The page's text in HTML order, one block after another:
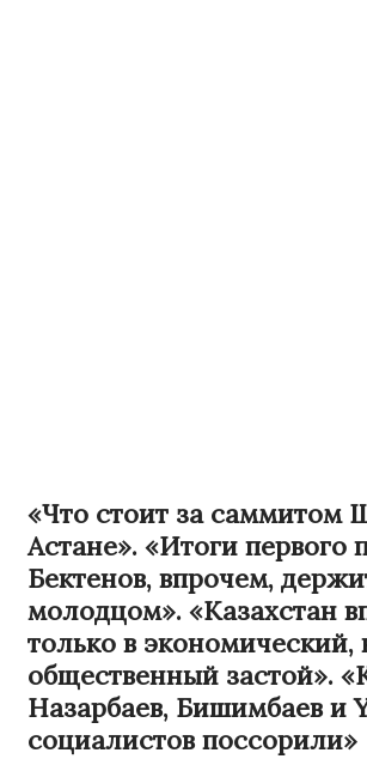
«Что стоит за саммитом
Астане». «Итоги первого
Бектенов, впрочем,
молодцом». «Казахстан
только в экономический,
общественный застой».
Назарбаев, Бишимбаев и
социалистов поссорили»